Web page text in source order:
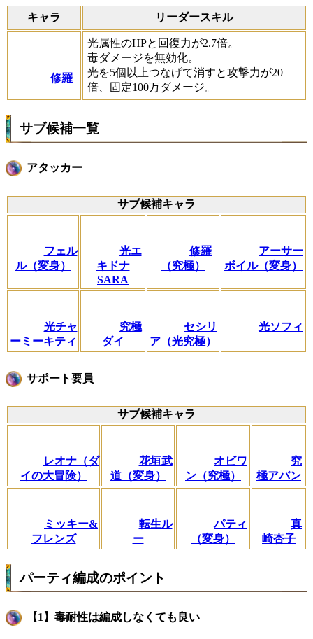
キャラ リーダースキル
修羅
光属性のHPと回復力が2.7倍。
毒ダメージを無効化。
光を5個以上つなげて消すと攻撃力が20
倍、固定100万ダメージ。
サブ候補一覧
アタッカー
サブ候補キャラ
フェル
ル（変身）
光エ
キドナ
SARA
修羅
（究極）
アーサー
ボイル（変身）
光チャ
ーミーキティ
究極
ダイ
セシリ
ア（光究極）
光ソフィ
サポート要員
サブ候補キャラ
レオナ（ダ
イの大冒険）
花垣武
道（変身）
オビワ
ン（究極）
究
極アバン
ミッキー&
フレンズ
転生ル
ー
パティ
（変身）
真
崎杏子
パーティ編成のポイント
【1】毒耐性は編成しなくても良い